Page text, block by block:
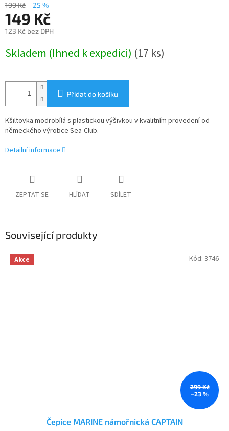
199 Kč –25 %
149 Kč
123 Kč bez DPH
cena:
Skladem (Ihned k expedici) (17 ks)
Přidat do košíku
Kšiltovka modrobílá s plastickou výšivkou v kvalitním provedeníod
německého výrobce Sea-Club.
Detailní informace
ZEPTAT SE HLÍDAT SDÍLET
Související produkty
Akce
299 Kč
–23 %
Čepice MARINE námořnická CAPTAIN
Kód: 3746